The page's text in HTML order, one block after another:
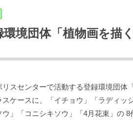
環境団体「植物画を描く
リスセンターで活動する登録環境団体
スケースに、「イチョウ」「ラディッ
ウ」「コニシキソウ」「4月花束」の 8